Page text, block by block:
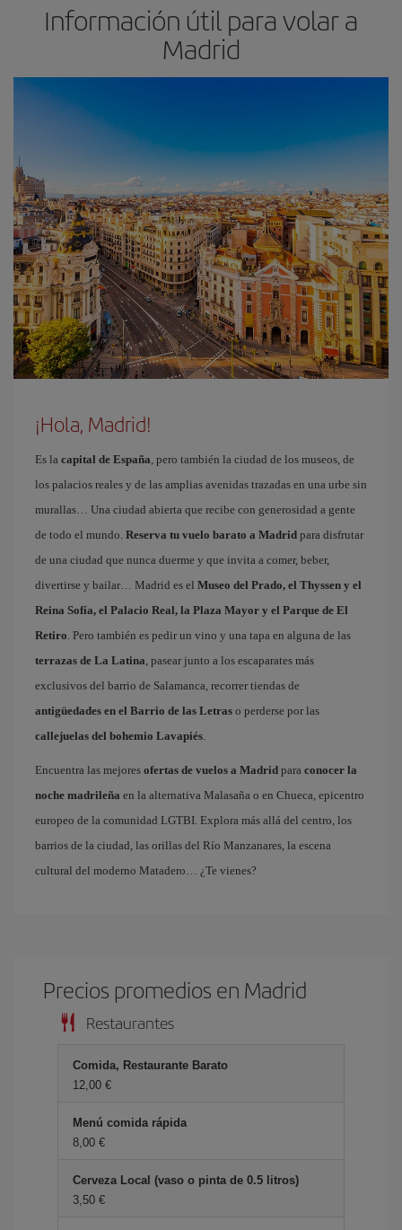
Información útil para volar a
Madrid
¡Hola, Madrid!
Es la capital de España, pero también la ciudad de los museos, de
los palacios reales y de las amplias avenidas trazadas en una urbe sin
murallas… Una ciudad abierta que recibe con generosidad a gente
de todo el mundo. Reserva tu vuelo barato a Madrid para disfrutar
de una ciudad que nunca duerme y que invita a comer, beber,
divertirse y bailar… Madrid es el Museo del Prado, el Thyssen y el
Reina Sofía, el Palacio Real, la Plaza Mayor y el Parque de El
Retiro. Pero también es pedir un vino y una tapa en alguna de las
terrazas de La Latina, pasear junto a los escaparates más
exclusivos del barrio de Salamanca, recorrer tiendas de
antigüedades en el Barrio de las Letras o perderse por las
callejuelas del bohemio Lavapiés.
Encuentra las mejores ofertas de vuelos a Madrid para conocer la
noche madrileña en la alternativa Malasaña o en Chueca, epicentro
europeo de la comunidad LGTBI. Explora más allá del centro, los
barrios de la ciudad, las orillas del Río Manzanares, la escena
cultural del moderno Matadero… ¿Te vienes?
Precios promedios en Madrid
Restaurantes
Comida, Restaurante Barato
12,00
Menú comida rápida
8,00
Cerveza Local (vaso o pinta de 0.5 litros)
3,50